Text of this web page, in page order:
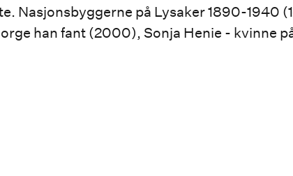
Nasjonsbyggerne på Lysaker 1890-1940
han fant (2000), Sonja Henie - kvinne